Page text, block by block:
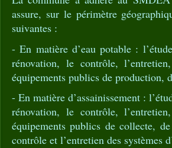
assure, sur le périmètre
suivantes :
- En matière d’eau potable :
rénovation, le contrôle,
équipements publics de production,
- En matière d’assainissement :
rénovation, le contrôle,
équipements publics de collecte,
contrôle et l’entretien des systèmes